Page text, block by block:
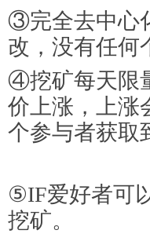
③完全去中心
改，没有任何
④挖矿每天限
价上涨，上涨
个参与者获取
⑤IF爱好者可
挖矿。